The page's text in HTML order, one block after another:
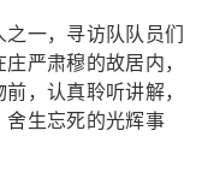
一，寻访队队员们
严肃穆的故居内，
，认真聆听讲解，
舍生忘死的光辉事